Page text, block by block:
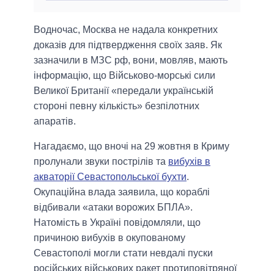
Водночас, Москва не надала конкретних
доказів для підтвердження своїх заяв. Як
зазначили в МЗС рф, вони, мовляв, мають
інформацію, що Військово-морські сили
Великої Британії «передали українській
стороні певну кількість» безпілотних
апаратів.
Нагадаємо, що вночі на 29 жовтня в Криму
пролунали звуки пострілів та вибухів в
акваторії Севастопольської бухти.
Окупаційна влада заявила, що кораблі
відбивали «атаки ворожих БПЛА».
Натомість в Україні повідомляли, що
причиною вибухів в окупованому
Севастополі могли стати невдалі пуски
російських військових ракет протиповітряної